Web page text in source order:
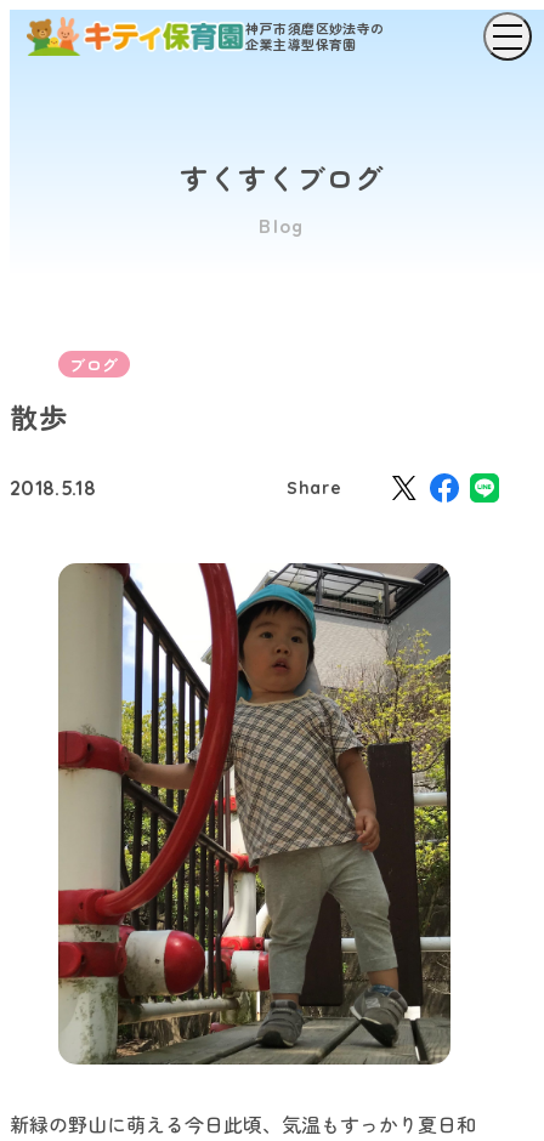
神戸市須磨区妙法寺の
企業主導型保育園
すくすくブログ
Blog
ブログ
散歩
2018.5.18 Share
新緑の野山に萌える今日此頃、気温もすっかり夏日和